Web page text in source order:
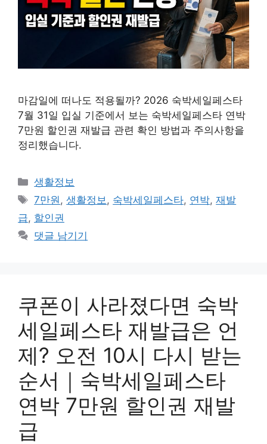
마감일에 떠나도 적용될까? 2026 숙박세일페스타
7월 31일 입실 기준에서 보는 숙박세일페스타 연박
7만원 할인권 재발급 관련 확인 방법과 주의사항을
정리했습니다.
카
테
리
생활정보
태
그
7만원,생활정보, 숙박세일페스타, 연박,재발
급, 할인권
댓글 남기기
쿠폰이 사라졌다면 숙박
세일페스타 재발급은 언
제? 오전 10시 다시 받는
순서｜숙박세일페스타
연박 7만원 할인권 재발
급